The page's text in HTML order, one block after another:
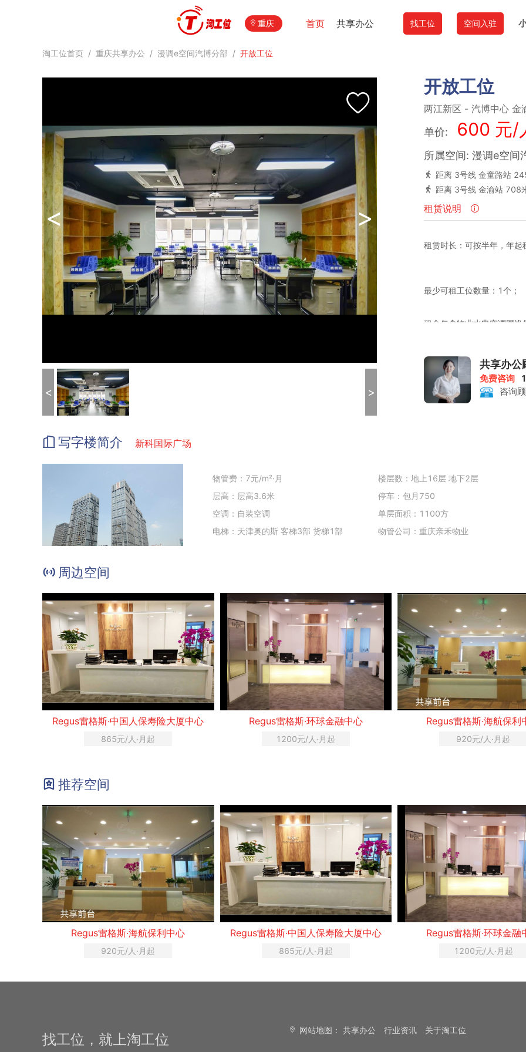
重庆 首页 共享办公 找工位 空间入驻
淘工位首页 / 重庆共享办公 / 漫调e空间汽博分部 / 开放工位
< >
< >
开放工位
两江新区 - 汽博中心 金
单价: 600 元/
所属空间: 漫调e空间
距离 3号线 金童路站
距离 3号线 金渝站 708
租赁说明
租赁时长：可按半年，年起
最少可租工位数量：1个；
租金包含物业水电空调网络
会议室、洽谈室入住企业
共享办公
免费咨询
咨询
写字楼简介 新科国际广场
物管费：7元/m²·月
层高：层高3.6米
空调：自装空调
电梯：天津奥的斯 客梯3部 货梯1部
楼层数：地上16层 地下2层
停车：包月750
单层面积：1100方
物管公司：重庆亲禾物业
周边空间
Regus雷格斯·中国人保寿险大厦中心
865元/人·月起
Regus雷格斯·环球金融中心
1200元/人·月起
Regus雷格斯·海航保利
920元/人·月起
推荐空间
Regus雷格斯·海航保利中心
920元/人·月起
Regus雷格斯·中国人保寿险大厦中心
865元/人·月起
Regus雷格斯·环球金融
1200元/人·月起
找工位，就上淘工位
网站地图： 共享办公 行业资讯 关于淘工位